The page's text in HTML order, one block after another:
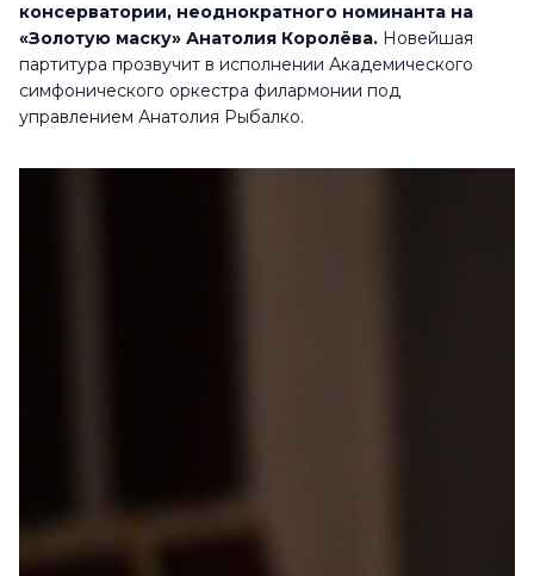
консерватории, неоднократного номинанта на
«Золотую маску» Анатолия Королёва. Новейшая
партитура прозвучит в исполнении Академического
симфонического оркестра филармонии под
управлением Анатолия Рыбалко.